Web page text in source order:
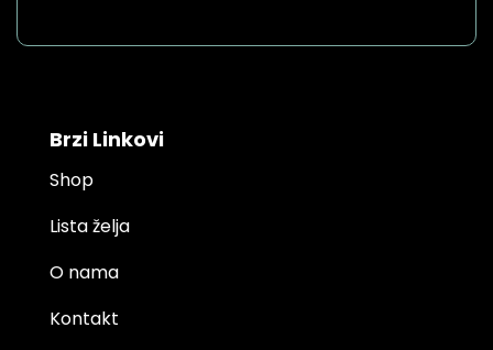
Brzi Linkovi
Shop
Lista želja
O nama
Kontakt